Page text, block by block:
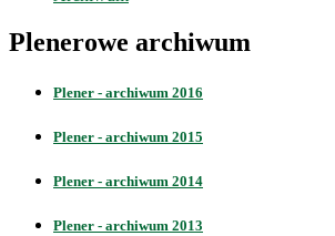
Plenerowe archiwum
Plener - archiwum 2016
Plener - archiwum 2015
Plener - archiwum 2014
Plener - archiwum 2013